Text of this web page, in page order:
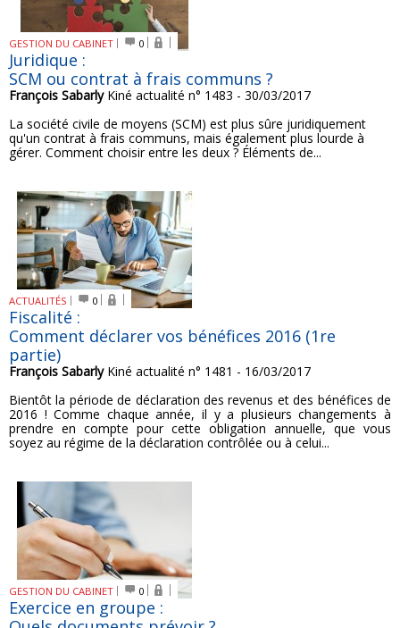
GESTION DU CABINET 0
Juridique :
SCM ou contrat à frais communs ?
François SabarlyKiné actualité n° 1483 - 30/03/2017
La société civile de moyens (SCM) est plus sûre juridiquement
qu'un contrat à frais communs, mais également plus lourde à
gérer. Comment choisir entre les deux ? Éléments de...
ACTUALITÉS 0
Fiscalité :
Comment déclarer vos bénéfices 2016 (1re
partie)
François SabarlyKiné actualité n° 1481 - 16/03/2017
Bientôt la période de déclaration des revenus et des bénéfices de
2016 ! Comme chaque année, il y a plusieurs changements à
prendre en compte pour cette obligation annuelle, que vous
soyez au régime de la déclaration contrôlée ou à celui...
GESTION DU CABINET 0
Exercice en groupe :